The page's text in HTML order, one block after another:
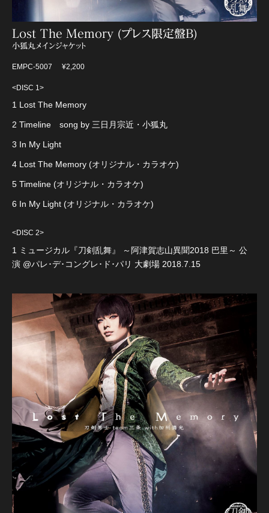
Lost The Memory (プレス限定盤B)
小狐丸メインジャケット
EMPC-5007 ¥2,200
<DISC 1>
1 Lost The Memory
2 Timeline song by 三日月宗近・小狐丸
3 In My Light
4 Lost The Memory (オリジナル・カラオケ)
5 Timeline (オリジナル・カラオケ)
6 In My Light (オリジナル・カラオケ)
<DISC 2>
1 ミュージカル『刀剣乱舞』 ～阿津賀志山異聞2018 巴里～ 公
演 @パレ･デ･コングレ･ド･パリ 大劇場 2018.7.15